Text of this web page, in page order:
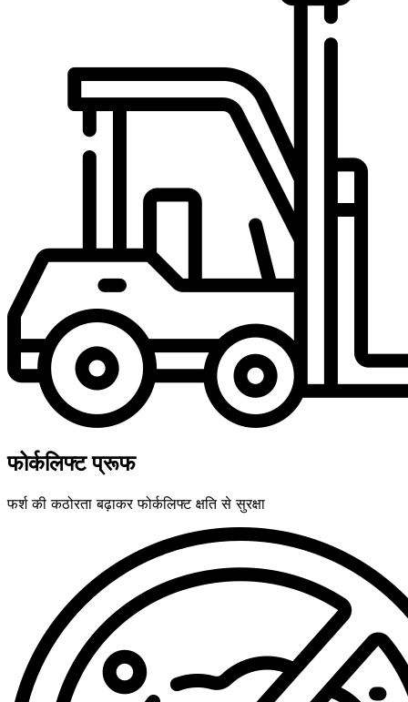
फोर्कलिफ्ट प्रूफ
फर्श की कठोरता बढ़ाकर फोर्कलिफ्ट क्षति से सुरक्षा